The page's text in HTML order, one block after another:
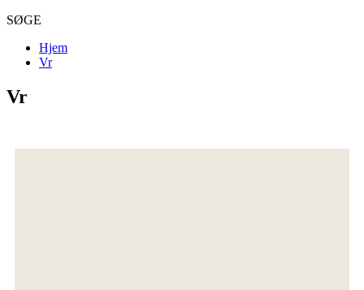
SØGE
Hjem
Vr
Vr